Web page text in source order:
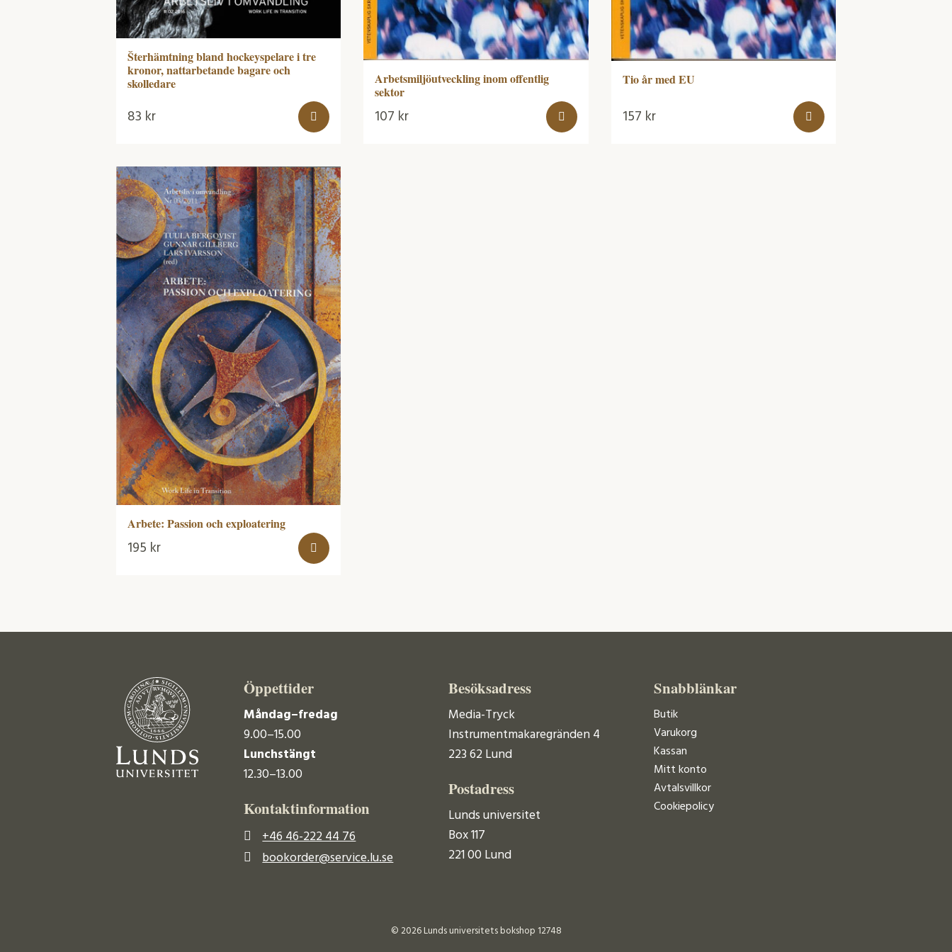
Šterhämtning bland hockeyspelare i tre
kronor, nattarbetande bagare och
skolledare
83 kr
Arbetsmiljöutveckling inom offentlig
sektor
107 kr
Tio år med EU
157 kr
Arbete: Passion och exploatering
195 kr
Öppettider
Måndag–fredag
9.00–15.00
Lunchstängt
12.30–13.00
Kontaktinformation
+46 46-222 44 76
bookorder@service.lu.se
Besöksadress
Media-Tryck
Instrumentmakaregränden 4
223 62 Lund
Postadress
Lunds universitet
Box 117
221 00 Lund
Snabblänkar
Butik
Varukorg
Kassan
Mitt konto
Avtalsvillkor
Cookiepolicy
© 2026 Lunds universitets bokshop 12748